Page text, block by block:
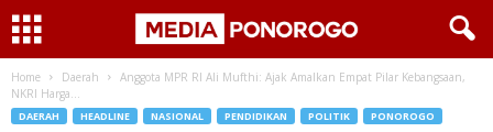
Home Daerah
Anggota MPR RI Ali Mufthi: Ajak Amalkan Empat Pilar Kebangsaan,
NKRI Harga...
DAERAH HEADLINE NASIONAL PENDIDIKAN POLITIK PONOROGO